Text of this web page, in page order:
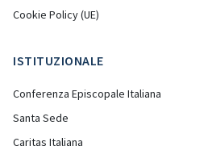
Cookie Policy (UE)
ISTITUZIONALE
Conferenza Episcopale Italiana
Santa Sede
Caritas Italiana